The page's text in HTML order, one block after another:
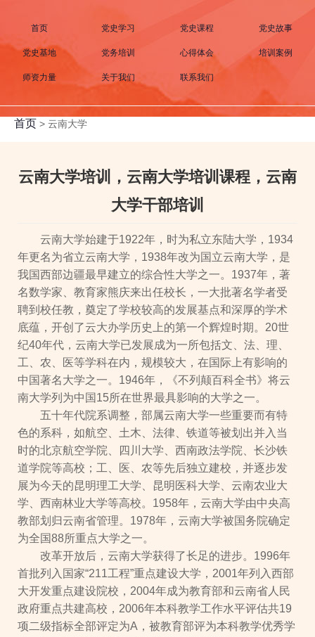
首页 党史学习 党史课程 党史故事
党史基地 党务培训 心得体会 培训案例
师资力量 关于我们 联系我们
首页 > 云南大学
云南大学培训，云南大学培训课程，云南
大学干部培训
云南大学始建于1922年，时为私立东陆大学，1934
年更名为省立云南大学，1938年改为国立云南大学，是
我国西部边疆最早建立的综合性大学之一。1937年，著
名数学家、教育家熊庆来出任校长，一大批著名学者受
聘到校任教，奠定了学校较高的发展基点和深厚的学术
底蕴，开创了云大办学历史上的第一个辉煌时期。20世
纪40年代，云南大学已发展成为一所包括文、法、理、
工、农、医等学科在内，规模较大，在国际上有影响的
中国著名大学之一。1946年，《不列颠百科全书》将云
南大学列为中国15所在世界最具影响的大学之一。
五十年代院系调整，部属云南大学一些重要而有特
色的系科，如航空、土木、法律、铁道等被划出并入当
时的北京航空学院、四川大学、西南政法学院、长沙铁
道学院等高校；工、医、农等先后独立建校，并逐步发
展为今天的昆明理工大学、昆明医科大学、云南农业大
学、西南林业大学等高校。1958年，云南大学由中央高
教部划归云南省管理。1978年，云南大学被国务院确定
为全国88所重点大学之一。
改革开放后，云南大学获得了长足的进步。1996年
首批列入国家“211工程”重点建设大学，2001年列入西部
大开发重点建设院校，2004年成为教育部和云南省人民
政府重点共建高校，2006年本科教学工作水平评估共19
项二级指标全部评定为A，被教育部评为本科教学优秀学